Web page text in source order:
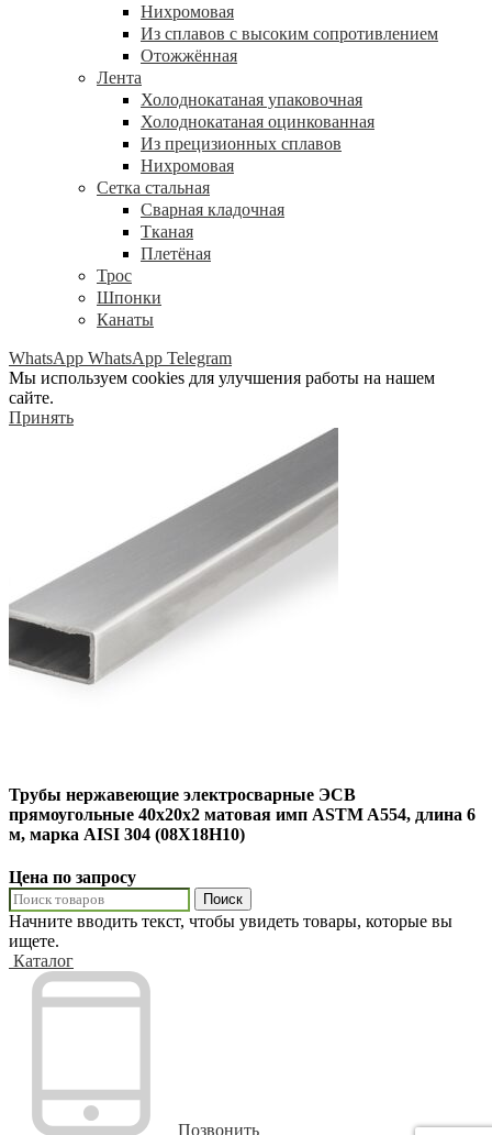
Нихромовая
Из сплавов с высоким сопротивлением
Отожжённая
Лента
Холоднокатаная упаковочная
Холоднокатаная оцинкованная
Из прецизионных сплавов
Нихромовая
Сетка стальная
Сварная кладочная
Тканая
Плетёная
Трос
Шпонки
Канаты
WhatsApp WhatsApp Telegram
Мы используем cookies для улучшения работы на нашем
сайте.
Принять
Трубы нержавеющие электросварные ЭСВ
прямоугольные 40х20х2 матовая имп ASTM A554, длина 6
м, марка AISI 304 (08Х18Н10)
Цена по запросу
Поиск
Начните вводить текст, чтобы увидеть товары, которые вы
ищете.
Каталог
Позвонить